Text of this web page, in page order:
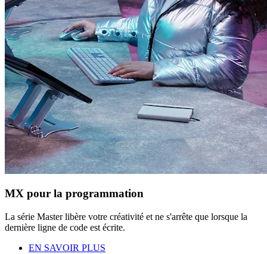
MX pour la programmation
La série Master libère votre créativité et ne s'arrête que lorsque la
dernière ligne de code est écrite.
EN SAVOIR PLUS